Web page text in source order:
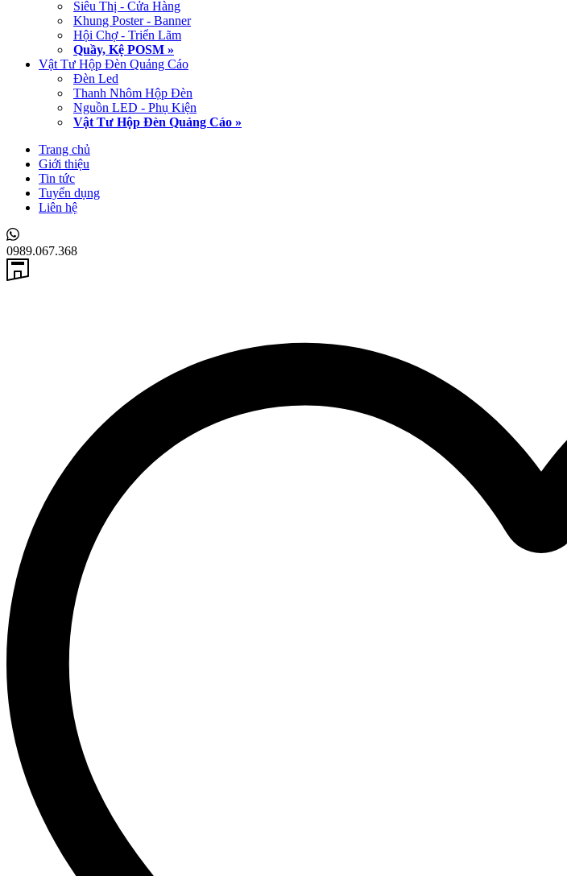
Siêu Thị - Cửa Hàng
Khung Poster - Banner
Hội Chợ - Triển Lãm
Quầy, Kệ POSM »
Vật Tư Hộp Đèn Quảng Cáo
Đèn Led
Thanh Nhôm Hộp Đèn
Nguồn LED - Phụ Kiện
Vật Tư Hộp Đèn Quảng Cáo »
Trang chủ
Giới thiệu
Tin tức
Tuyển dụng
Liên hệ
0989.067.368